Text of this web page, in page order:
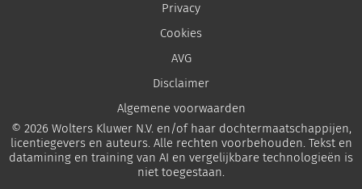
Privacy
Cookies
AVG
Disclaimer
Algemene voorwaarden
© 2026 Wolters Kluwer N.V. en/of haar dochtermaatschappijen,
licentiegevers en auteurs. Alle rechten voorbehouden. Tekst en
datamining en training van AI en vergelijkbare technologieën is
niet toegestaan.